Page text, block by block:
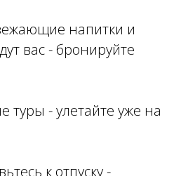
напитки и
вас - бронируйте
туры - улетайте уже на
к отпуску -